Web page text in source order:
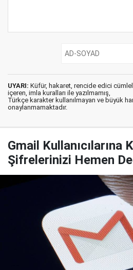
UYARI: Küfür, hakaret, rencide edici
içeren, imla kuralları ile yazılmamış,
Türkçe karakter kullanılmayan ve büyük
onaylanmamaktadır.
Gmail Kullanıcılarına
Şifrelerinizi Hemen